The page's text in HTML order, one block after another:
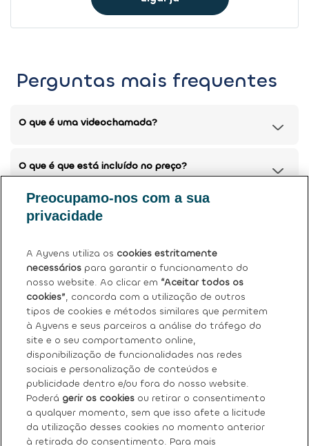
Perguntas mais frequentes
O que é uma videochamada?
O que é que está incluído no preço?
Posso devolver o meu carro atual?
Tem mais dúvidas?Ver perguntas frequentes (FAQ)
Sobre nós
Os nossos serviços
FAQ
Preocupamo-nos com a sua
privacidade
A Ayvens utiliza os cookies estritamente
necessários para garantir o funcionamento do
nosso website. Ao clicar em “Aceitar todos os
cookies”, concorda com a utilização de outros
tipos de cookies e métodos similares que permitem
à Ayvens e seus parceiros a análise do tráfego do
site e o seu comportamento online,
disponibilização de funcionalidades nas redes
sociais e personalização de conteúdos e
publicidade dentro e/ou fora do nosso website.
Poderá gerir os cookies ou retirar o consentimento
a qualquer momento, sem que isso afete a licitude
da utilização desses cookies no momento anterior
à retirada do consentimento. Para mais